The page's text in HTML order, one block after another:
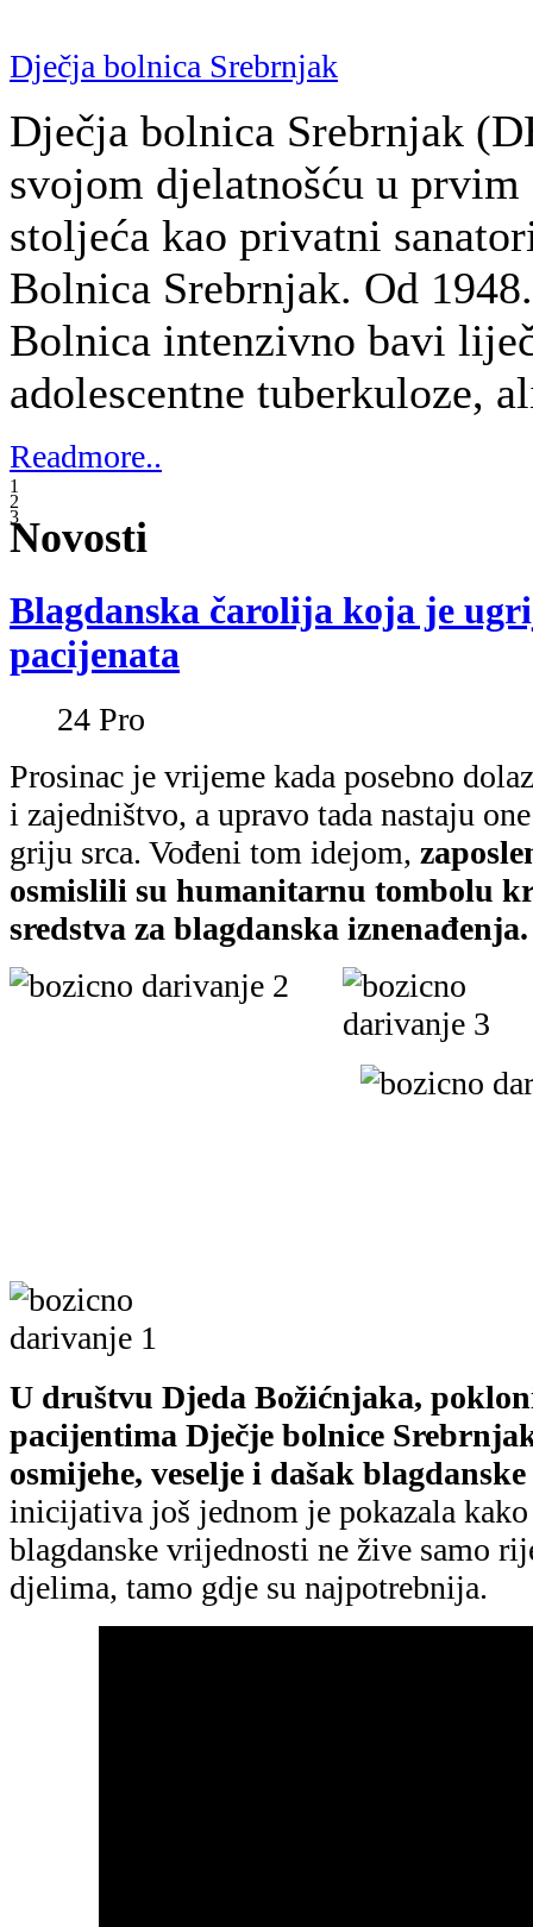
Dječja bolnica Srebrnjak
Dječja bolnica Srebrnjak
svojom djelatnošću u prvim
stoljeća kao privatni
Bolnica Srebrnjak. Od
Bolnica intenzivno bavi
adolescentne tuberkuloze,
Readmore..
1
2
3
Novosti
Blagdanska čarolija koja je
pacijenata
24 Pro
Prosinac je vrijeme kada posebno
i zajedništvo, a upravo tada nastaju
griju srca. Vođeni tom idejom,
osmislili su humanitarnu tombolu
sredstva za blagdanska iznenađenja.
U društvu Djeda Božićnjaka,
pacijentima Dječje bolnice
osmijehe, veselje i dašak
inicijativa još jednom je pokazala kako
blagdanske vrijednosti ne žive samo
djelima, tamo gdje su najpotrebnija.